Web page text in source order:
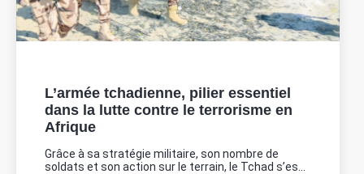
L’armée tchadienne, pilier essentiel
dans la lutte contre le terrorisme en
Afrique
Grâce à sa stratégie militaire, son nombre de
soldats et son action sur le terrain, le Tchad s’es...